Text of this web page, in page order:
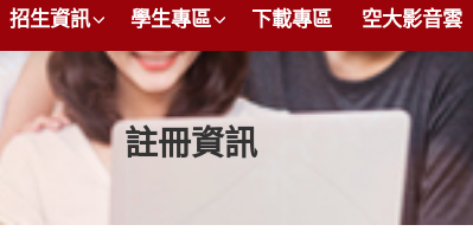
招生資訊 學生專區 下載專區 空大影音雲
註冊資訊